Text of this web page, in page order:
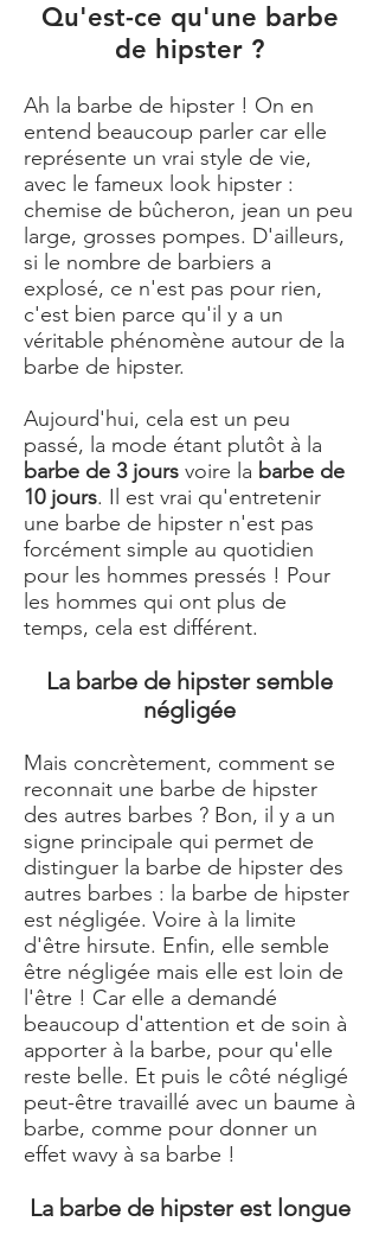
Qu'est-ce qu'une barbe
de hipster ?
Ah la barbe de hipster ! On en
entend beaucoup parler car elle
représente un vrai style de vie,
avec le fameux look hipster :
chemise de bûcheron, jean un peu
large, grosses pompes. D'ailleurs,
si le nombre de barbiers a
explosé, ce n'est pas pour rien,
c'est bien parce qu'il y a un
véritable phénomène autour de la
barbe de hipster.
Aujourd'hui, cela est un peu
passé, la mode étant plutôt à la
barbe de 3 jours voire la barbe de
10 jours. Il est vrai qu'entretenir
une barbe de hipster n'est pas
forcément simple au quotidien
pour les hommes pressés ! Pour
les hommes qui ont plus de
temps, cela est différent.
La barbe de hipster semble
négligée
Mais concrètement, comment se
reconnait une barbe de hipster
des autres barbes ? Bon, il y a un
signe principale qui permet de
distinguer la barbe de hipster des
autres barbes : la barbe de hipster
est négligée. Voire à la limite
d'être hirsute. Enfin, elle semble
être négligée mais elle est loin de
l'être ! Car elle a demandé
beaucoup d'attention et de soin à
apporter à la barbe, pour qu'elle
reste belle. Et puis le côté négligé
peut-être travaillé avec un baume à
barbe, comme pour donner un
effet wavy à sa barbe !
La barbe de hipster est longue